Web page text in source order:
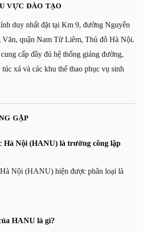
VỰC ĐÀO TẠO
duy nhất đặt tại Km 9, đường Nguyễn
Văn, quận Nam Từ Liêm, Thủ đô Hà Nội.
cấp đầy đủ hệ thống giảng đường,
xá và các khu thể thao phục vụ sinh
GẶP
Hà Nội (HANU) là trường công lập
Nội (HANU) hiện được phân loại là
HANU là gì?